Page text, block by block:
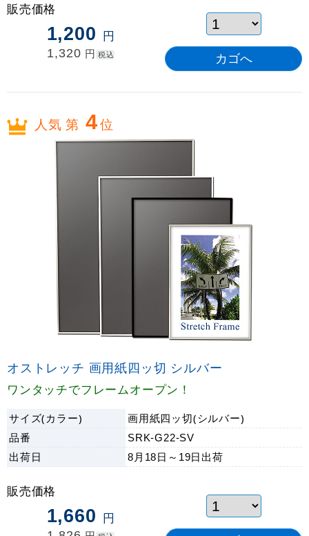
販売価格
1,200 円
1,320 円 税込
人気 第 4位
オストレッチ 画用紙四ッ切 シルバー
ワンタッチでフレームオープン！
サイズ(カラー)
画用紙四ッ切(シルバー)
品番
SRK-G22-SV
出荷日 8月18日～19日 出荷
販売価格
1,660 円